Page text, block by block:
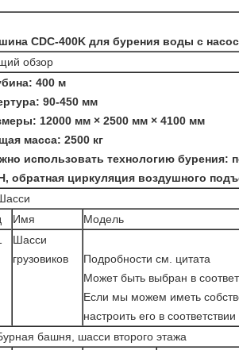
CDC-400K для бурения воды с
обзор
400 м
90-450 мм
12000 мм × 2500 мм × 4100 мм
масса: 2500 кг
использовать технологию бурения:
обратная циркуляция воздушного
Имя Модель
Шасси
грузовиков
Подробности см. цитата
Может быть выбран в
Если мы можем иметь
настроить его в
башня, шасси второго этажа